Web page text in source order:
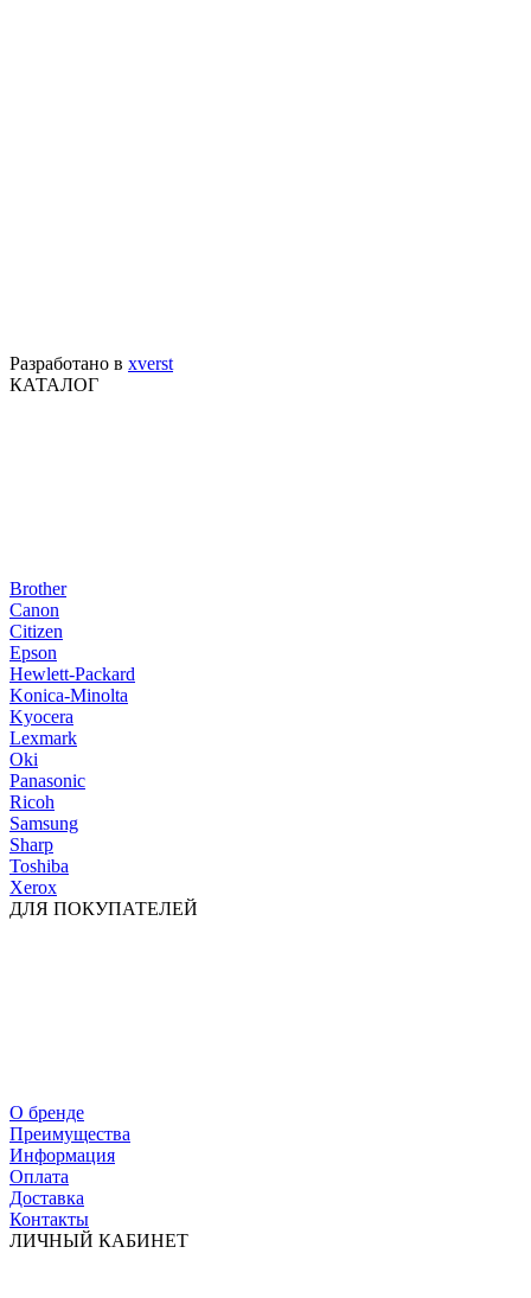
Разработано в xverst
КАТАЛОГ
Brother
Canon
Citizen
Epson
Hewlett-Packard
Konica-Minolta
Kyocera
Lexmark
Oki
Panasonic
Ricoh
Samsung
Sharp
Toshiba
Xerox
ДЛЯ ПОКУПАТЕЛЕЙ
О бренде
Преимущества
Информация
Оплата
Доставка
Контакты
ЛИЧНЫЙ КАБИНЕТ